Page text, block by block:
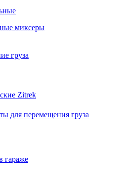
миксеры
груза
Zitrek
для перемещения груза
гараже